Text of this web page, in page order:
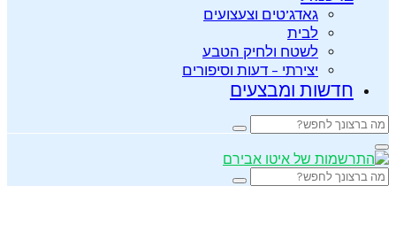
גאדג’טים וצעצועים
לבית
לשטח ולחיק הטבע
יצירתי – דעות וסיפורים
חדשות ומבצעים
Search
for:
Search
Primary
Menu
Search
for:
Search